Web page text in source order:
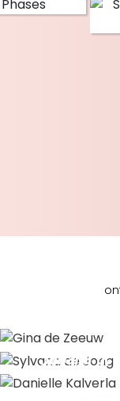
Sylvana de